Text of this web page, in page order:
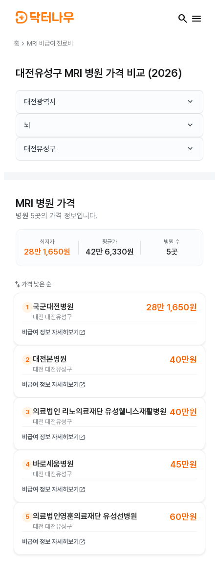
search menu
홈 chevron_right MRI 비급여 진료비
대전유성구 MRI 병원 가격 비교 (2026)
대전광역시 keyboard_arrow_down
뇌 keyboard_arrow_down
대전유성구 keyboard_arrow_down
MRI 병원 가격
병원 5곳의 가격 정보입니다.
최저가
28만 1,650원
평균가
42만 6,330원
병원 수
5곳
swap_vert 가격 낮은 순
1 국군대전병원
대전 대전유성구
28만 1,650원
비급여 정보 자세히보기 open_in_new
2 대전본병원
대전 대전유성구
40만원
비급여 정보 자세히보기 open_in_new
3 의료법인 리노의료재단 유성웰니스재활병원
대전 대전유성구
40만원
비급여 정보 자세히보기 open_in_new
4 바로세움병원
대전 대전유성구
45만원
비급여 정보 자세히보기 open_in_new
5 의료법인영훈의료재단 유성선병원
대전 대전유성구
60만원
비급여 정보 자세히보기 open_in_new